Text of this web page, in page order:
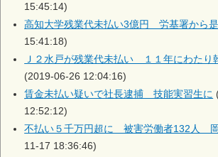
15:45:14)
高知大学残業代未払い3億円 労基署から
15:41:18)
Ｊ２水戸が残業代未払い １１年にわたり
(2019-06-26 12:04:16)
賃金未払い疑いで社長逮捕 技能実習生に
12:52:12)
不払い５千万円超に 被害労働者132人
11-17 18:36:46)